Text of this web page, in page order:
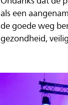
als een
de goede weg
gezondheid,